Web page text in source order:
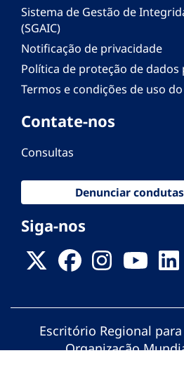
Sistema de Gestão de
(SGAIC)
Notificação de privacidade
Política de proteção de dados
Termos e condições de uso
Contate-nos
Consultas
Denunciar
Siga-nos
Escritório Regional
Organização